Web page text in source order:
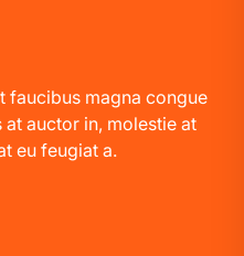
faucibus magna congue
auctor in, molestie at
eu feugiat a.